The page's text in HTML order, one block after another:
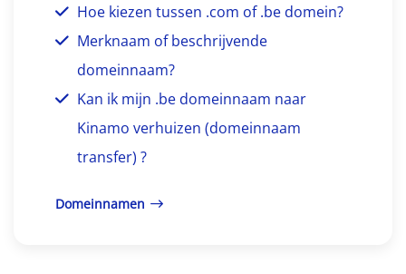
Hoe kiezen tussen .com of .be domein?
Merknaam of beschrijvende
domeinnaam?
Kan ik mijn .be domeinnaam naar
Kinamo verhuizen (domeinnaam
transfer) ?
Domeinnamen